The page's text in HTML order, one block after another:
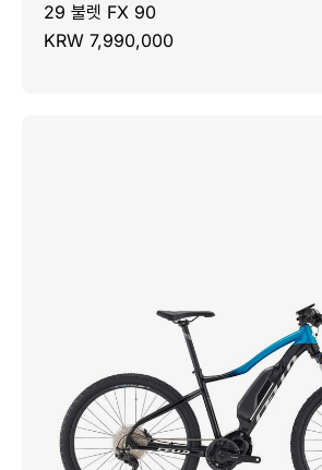
29 불렛 FX 90
KRW 7,990,000